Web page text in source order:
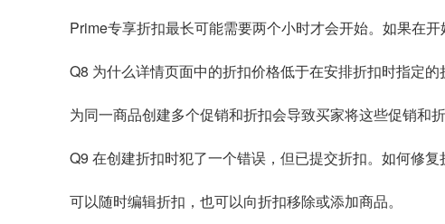
Prime专享折扣最长可能需要两个小时才会开始。如果在
Q8 为什么详情页面中的折扣价格低于在安排折扣时指定的
为同一商品创建多个促销和折扣会导致买家将这些促销和
Q9 在创建折扣时犯了一个错误，但已提交折扣。如何修复
可以随时编辑折扣，也可以向折扣移除或添加商品。